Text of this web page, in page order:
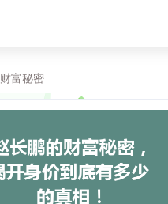
财富秘密